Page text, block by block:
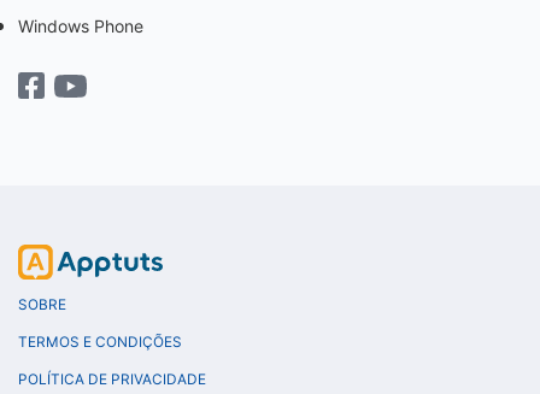
Windows Phone
SOBRE
TERMOS E CONDIÇÕES
POLÍTICA DE PRIVACIDADE